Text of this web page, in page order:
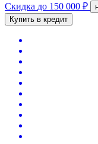
Скидка до 150 000 ₽
Купить в кредит